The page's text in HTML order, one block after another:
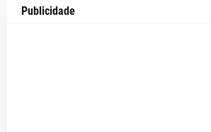
Publicidade